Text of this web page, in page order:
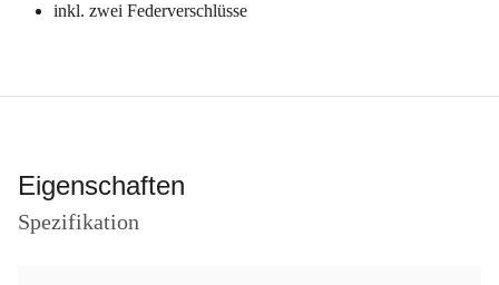
inkl. zwei Federverschlüsse
Eigenschaften
Spezifikation